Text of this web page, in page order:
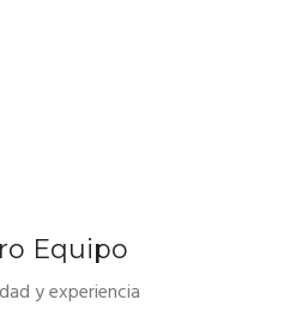
Equipo
y experiencia